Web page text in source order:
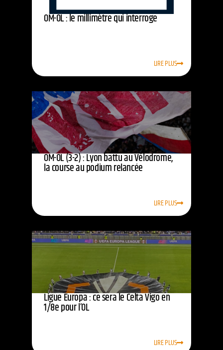
OM-OL : le millimètre qui interroge
LIRE PLUS
OM-OL (3-2) : Lyon battu au Vélodrome,
la course au podium relancée
LIRE PLUS
Ligue Europa : ce sera le Celta Vigo en
1/8e pour l’OL
LIRE PLUS